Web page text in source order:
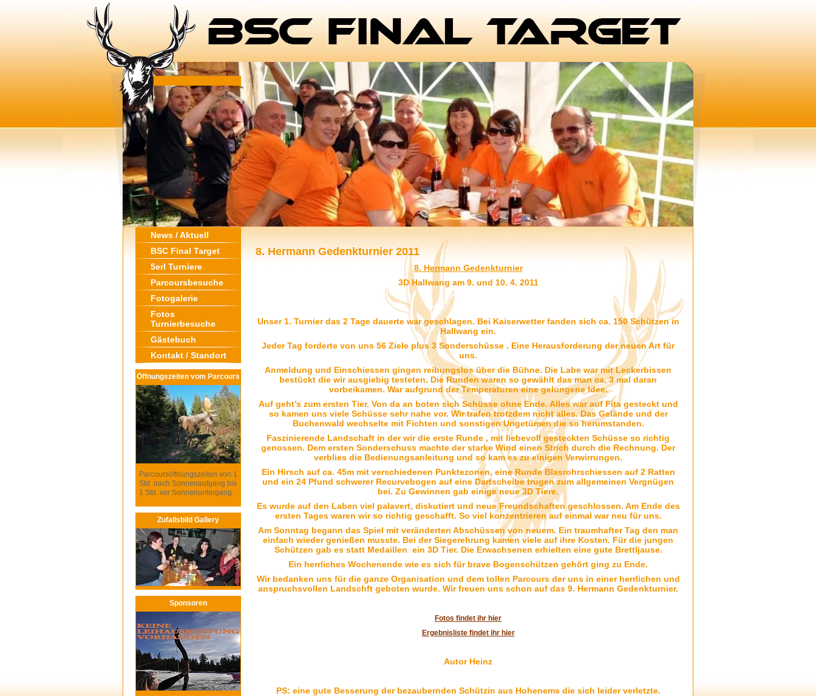
News / Aktuell
BSC Final Target
5erl Turniere
Parcoursbesuche
Fotogalerie
Fotos
Turnierbesuche
Gästebuch
Kontakt / Standort
Öffnungszeiten vom Parcours
Parcoursöffnungszeiten von 1
Std. nach Sonnenaufgang bis
1 Std. vor Sonnenuntergang.
Zufallsbild Gallery
Sponsoren
8. Hermann Gedenkturnier 2011
8. Hermann Gedenkturnier
3D Hallwang am 9. und 10. 4. 2011
Unser 1. Turnier das 2 Tage dauerte war geschlagen. Bei Kaiserwetter fanden sich ca. 150 Schützen in
Hallwang ein.
Jeder Tag forderte von uns 56 Ziele plus 3 Sonderschüsse . Eine Herausforderung der neuen Art für
uns.
Anmeldung und Einschiessen gingen reibungslos über die Bühne. Die Labe war mit Leckerbissen
bestückt die wir ausgiebig testeten. Die Runden waren so gewählt das man ca. 3 mal daran
vorbeikamen. War aufgrund der Temperaturen eine gelungene Idee.
Auf geht’s zum ersten Tier. Von da an boten sich Schüsse ohne Ende. Alles war auf Fita gesteckt und
so kamen uns viele Schüsse sehr nahe vor. Wir trafen trotzdem nicht alles. Das Gelände und der
Buchenwald wechselte mit Fichten und sonstigen Ungetümen die so herumstanden.
Faszinierende Landschaft in der wir die erste Runde , mit liebevoll gesteckten Schüsse so richtig
genossen. Dem ersten Sonderschuss machte der starke Wind einen Strich durch die Rechnung. Der
verblies die Bedienungsanleitung und so kam es zu einigen Verwirrungen.
Ein Hirsch auf ca. 45m mit verschiedenen Punktezonen, eine Runde Blasrohrschiessen auf 2 Ratten
und ein 24 Pfund schwerer Recurvebogen auf eine Dartscheibe trugen zum allgemeinen Vergnügen
bei. Zu Gewinnen gab einige neue 3D Tiere.
Es wurde auf den Laben viel palavert, diskutiert und neue Freundschaften geschlossen. Am Ende des
ersten Tages waren wir so richtig geschafft. So viel konzentrieren auf einmal war neu für uns.
Am Sonntag begann das Spiel mit veränderten Abschüssen von neuem. Ein traumhafter Tag den man
einfach wieder genießen musste. Bei der Siegerehrung kamen viele auf ihre Kosten. Für die jungen
Schützen gab es statt Medaillen ein 3D Tier. Die Erwachsenen erhielten eine gute Brettljause.
Ein herrliches Wochenende wie es sich für brave Bogenschützen gehört ging zu Ende.
Wir bedanken uns für die ganze Organisation und dem tollen Parcours der uns in einer herrlichen und
anspruchsvollen Landschft geboten wurde. Wir freuen uns schon auf das 9. Hermann Gedenkturnier.
Fotos findet ihr hier
Ergebnisliste findet ihr hier
Autor Heinz
PS: eine gute Besserung der bezaubernden Schützin aus Hohenems die sich leider verletzte.